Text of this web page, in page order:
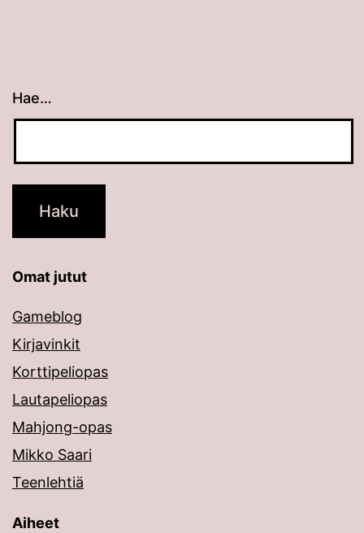
Hae…
Kun tuloksia tulee, voit selata niitä
Omat jutut
Gameblog
Kirjavinkit
Korttipeliopas
Lautapeliopas
Mahjong-opas
Mikko Saari
Teenlehtiä
Aiheet